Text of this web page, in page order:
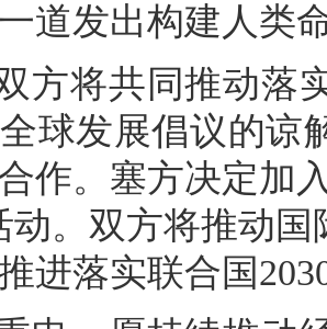
道发出构建人类
方将共同推动落
球发展倡议的谅
作。塞方决定加
动。双方将推动
进落实联合国